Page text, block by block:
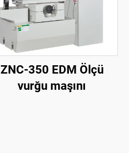
ZNC-350 EDM Ölçü
vurğu maşını